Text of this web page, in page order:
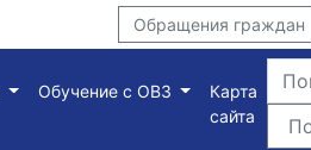
Обращения граждан
Обучение с ОВЗ
Карта
сайта